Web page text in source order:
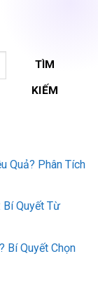
TÌM
KIẾM
Quả? Phân Tích
Bí Quyết Từ
Bí Quyết Chọn